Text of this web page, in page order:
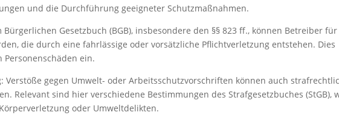
und die Durchführung geeigneter Schutzmaßnahmen.
Gesetzbuch (BGB), insbesondere den §§ 823 ff., können Betreiber für
die durch eine fahrlässige oder vorsätzliche Pflichtverletzung entstehen. Dies
Personenschäden ein.
Verstöße gegen Umwelt- oder Arbeitsschutzvorschriften können auch
Relevant sind hier verschiedene Bestimmungen des Strafgesetzbuches (StGB),
oder Umweltdelikten.